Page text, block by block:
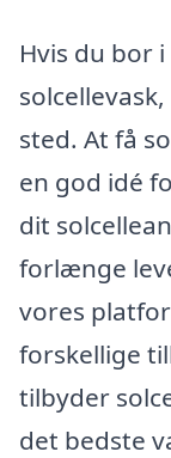
Hvis du bor
sted. At få
en god idé
dit
forlænge
vores
forskellige
tilbyder
det bedste